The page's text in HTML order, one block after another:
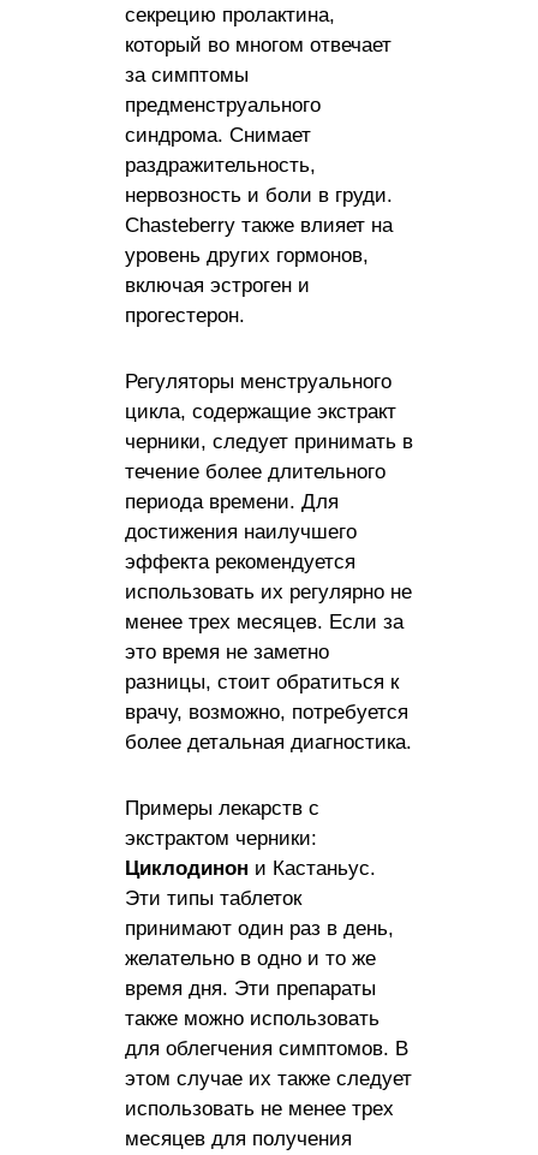
секрецию пролактина,
который во многом отвечает
за симптомы
предменструального
синдрома. Снимает
раздражительность,
нервозность и боли в груди.
Chasteberry также влияет на
уровень других гормонов,
включая эстроген и
прогестерон.
Регуляторы менструального
цикла, содержащие экстракт
черники, следует принимать в
течение более длительного
периода времени. Для
достижения наилучшего
эффекта рекомендуется
использовать их регулярно не
менее трех месяцев. Если за
это время не заметно
разницы, стоит обратиться к
врачу, возможно, потребуется
более детальная диагностика.
Примеры лекарств с
экстрактом черники:
Циклодинон и Кастаньус.
Эти типы таблеток
принимают один раз в день,
желательно в одно и то же
время дня. Эти препараты
также можно использовать
для облегчения симптомов. В
этом случае их также следует
использовать не менее трех
месяцев для получения